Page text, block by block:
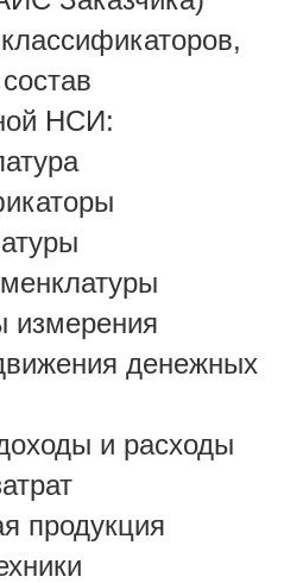
НСИ:
измерения
денежных
и расходы
продукция